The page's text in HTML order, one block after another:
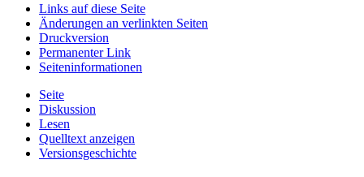
Links auf diese Seite
Änderungen an verlinkten Seiten
Druckversion
Permanenter Link
Seiten­­informationen
Seite
Diskussion
Lesen
Quelltext anzeigen
Versionsgeschichte